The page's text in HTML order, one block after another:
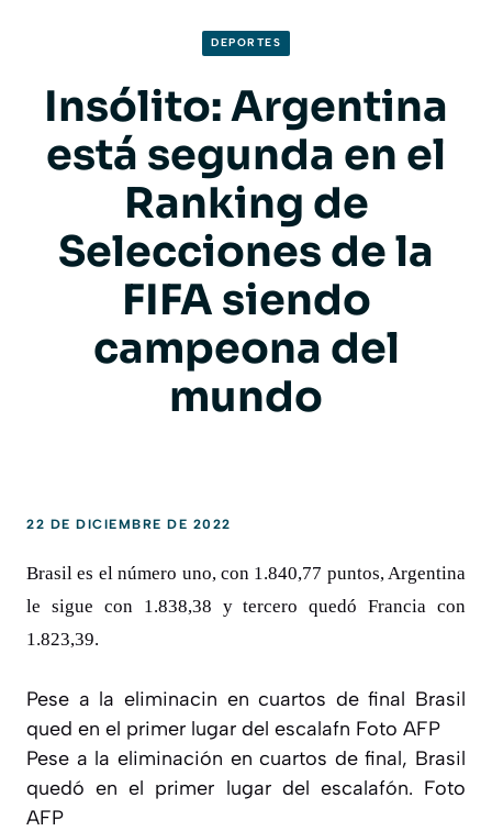
DEPORTES
Insólito: Argentina
está segunda en el
Ranking de
Selecciones de la
FIFA siendo
campeona del
mundo
22 DE DICIEMBRE DE 2022
Brasil es el número uno, con 1.840,77 puntos, Argentina
le sigue con 1.838,38 y tercero quedó Francia con
1.823,39.
Pese a la eliminacin en cuartos de final Brasil
qued en el primer lugar del escalafn Foto AFP
Pese a la eliminación en cuartos de final, Brasil
quedó en el primer lugar del escalafón. Foto
AFP